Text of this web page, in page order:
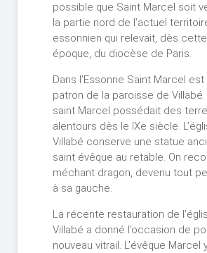
possible que Saint Marcel soit
la partie nord de l’actuel
essonnien qui relevait, dès
époque, du diocèse de Paris.
Dans l’Essonne Saint Marcel
patron de la paroisse de Villabé.
saint Marcel possédait des
alentours dès le IXe siècle.
Villabé conserve une statue
saint évêque au retable. On
méchant dragon, devenu tout
à sa gauche.
La récente restauration de
Villabé a donné l’occasion de
nouveau vitrail. L’évêque Marcel